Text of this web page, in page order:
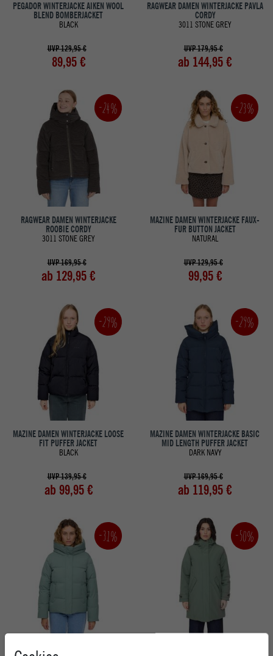
PEGADOR WINTERJACKE AIKEN WOOL
BLEND BOMBERJACKET
BLACK
UVP 129,95 €
89,95 €
RAGWEAR DAMEN WINTERJACKE PAVLA
CORDY
3011 STONE GREY
UVP 179,95 €
ab 144,95 €
-24%
RAGWEAR DAMEN WINTERJACKE
ROOBIE CORDY
3011 STONE GREY
UVP 169,95 €
ab 129,95 €
-23%
MAZINE DAMEN WINTERJACKE FAUX-
FUR BUTTON JACKET
NATURAL
UVP 129,95 €
99,95 €
-29%
MAZINE DAMEN WINTERJACKE LOOSE
FIT PUFFER JACKET
BLACK
UVP 139,95 €
ab 99,95 €
-29%
MAZINE DAMEN WINTERJACKE BASIC
MID LENGTH PUFFER JACKET
DARK NAVY
UVP 169,95 €
ab 119,95 €
-31%
MAZINE DAMEN WINTERJACKE BASIC
-50%